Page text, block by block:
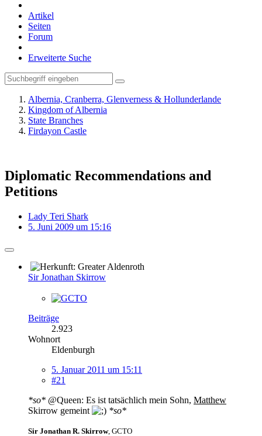
Artikel
Seiten
Forum
Erweiterte Suche
Albernia, Cranberra, Glenverness & Hollunderlande
Kingdom of Albernia
State Branches
Firdayon Castle
Diplomatic Recommendations and
Petitions
Lady Teri Shark
5. Juni 2009 um 15:16
Sir Jonathan Skirrow
Beiträge
2.923
Wohnort
Eldenburgh
5. Januar 2011 um 15:11
#21
*so* @Queen: Es ist tatsächlich mein Sohn, Matthew
Skirrow gemeint
*so*
Sir Jonathan R. Skirrow, GCTO